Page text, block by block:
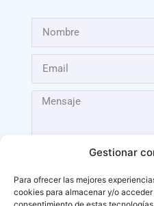
Gestionar
Para ofrecer las mejores
cookies para almacenar y/o